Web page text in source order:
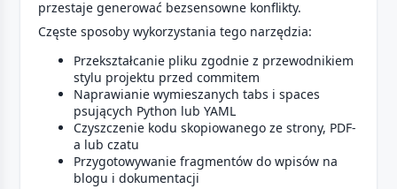
przestaje generować bezsensowne konflikty.
Częste sposoby wykorzystania tego narzędzia:
Przekształcanie pliku zgodnie z przewodnikiem
stylu projektu przed commitem
Naprawianie wymieszanych tabs i spaces
psujących Python lub YAML
Czyszczenie kodu skopiowanego ze strony, PDF-
a lub czatu
Przygotowywanie fragmentów do wpisów na
blogu i dokumentacji